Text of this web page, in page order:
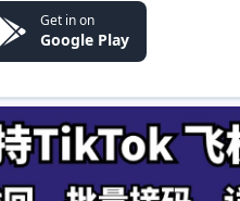
Get in on
Google Play